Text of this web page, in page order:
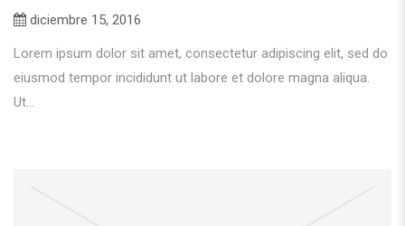
diciembre 15, 2016
Lorem ipsum dolor sit amet, consectetur adipiscing elit, sed do
eiusmod tempor incididunt ut labore et dolore magna aliqua.
Ut...